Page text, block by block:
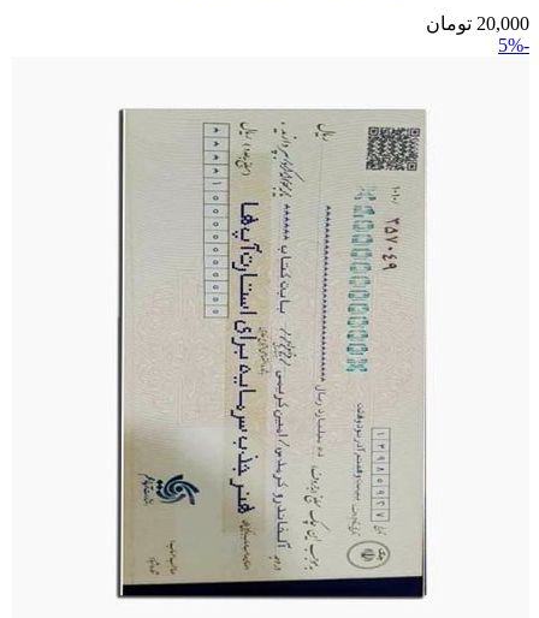
20,000 تومان
-5%